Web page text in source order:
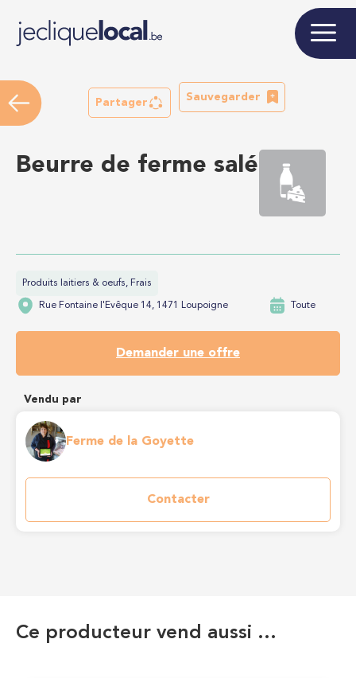
Partager
Sauvegarder
Beurre de ferme salé
Produits laitiers & oeufs, Frais
Rue Fontaine l'Evêque 14, 1471 Loupoigne Toute
Demander une offre
Vendu par
Ferme de la Goyette
Contacter
Ce producteur vend aussi …